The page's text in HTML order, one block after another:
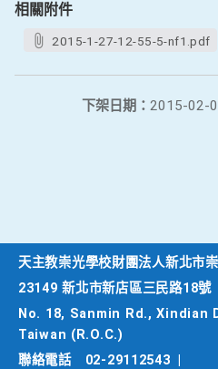
相關附件
2015-1-27-12-55-5-nf1.pdf
下架日期： 2015-02-
天主教崇光學校財團法人新北市
23149 新北市新店區三民路18號
No. 18, Sanmin Rd., Xindian
Taiwan (R.O.C.)
聯絡電話
02-29112543